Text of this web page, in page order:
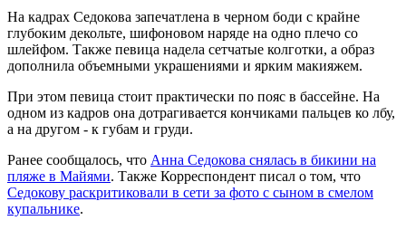
На кадрах Седокова запечатлена в черном боди с крайне
глубоким декольте, шифоновом наряде на одно плечо со
шлейфом. Также певица надела сетчатые колготки, а образ
дополнила объемными украшениями и ярким макияжем.
При этом певица стоит практически по пояс в бассейне. На
одном из кадров она дотрагивается кончиками пальцев ко лбу,
а на другом - к губам и груди.
Ранее сообщалось, что Анна Седокова снялась в бикини на
пляже в Майями. Также Корреспондент писал о том, что
Седокову раскритиковали в сети за фото с сыном в смелом
купальнике.